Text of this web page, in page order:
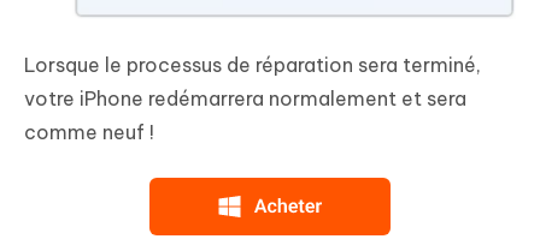
Lorsque le processus de réparation sera terminé,
votre iPhone redémarrera normalement et sera
comme neuf !